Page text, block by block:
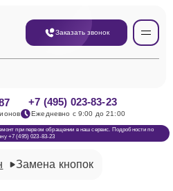
Заказать звонок
+7 (495) 023-83-23
Ежедневно с 9:00 до 21:00
при первом обращении в наш сервис. Подробности по
+7 (495) 023-83-23
Замена кнопок